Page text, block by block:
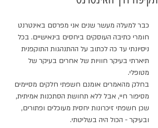
כבר למעלה מעשר שנים אני מפרסם באינטרנט
חומרי כתיבה העוסקים ביחסים בינאישיים. בכל
ניסיונתי עד כה לכתוב על ההתנהגות התוקפנית
תיארתי בעיקר חוויות של אחרים בעיקר של
מטופלי.
בחלק מהאמרים אומנם חשפתי חלקים מסיימים
מסיפור חיי, אבל ללא תחושת הסתכנות אמיתית,
שכן חשפתי זיכרונות יחסית מעוכלים ופתורים,
ובעיקר - הכול היה בשליטתי.